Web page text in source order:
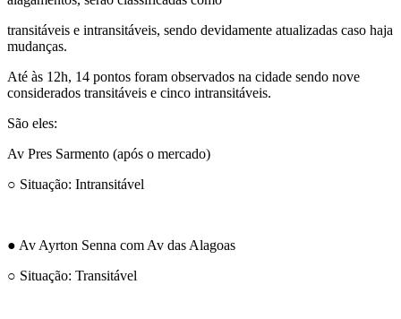
transitáveis e intransitáveis, sendo devidamente atualizadas caso haja
mudanças.
Até às 12h, 14 pontos foram observados na cidade sendo nove
considerados transitáveis e cinco intransitáveis.
São eles:
Av Pres Sarmento (após o mercado)
○ Situação: Intransitável
● Av Ayrton Senna com Av das Alagoas
○ Situação: Transitável